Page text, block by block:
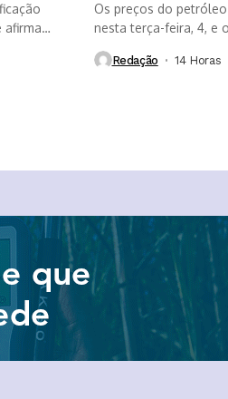
afirma
Os preços do
nesta terça-feira, 4, e
Redação 14 Horas ⁮